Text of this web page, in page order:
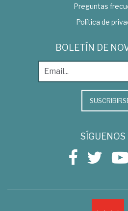
Preguntas
Política de
BOLETÍN DE
SÍGUENOS